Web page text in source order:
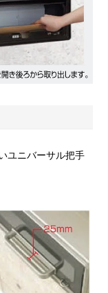
ユニバーサル把手